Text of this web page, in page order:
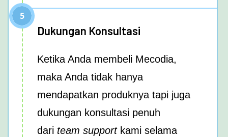
5
Dukungan Konsultasi
Ketika Anda membeli Mecodia,
maka Anda tidak hanya
mendapatkan produknya tapi juga
dukungan konsultasi penuh
dari team supportkami selama